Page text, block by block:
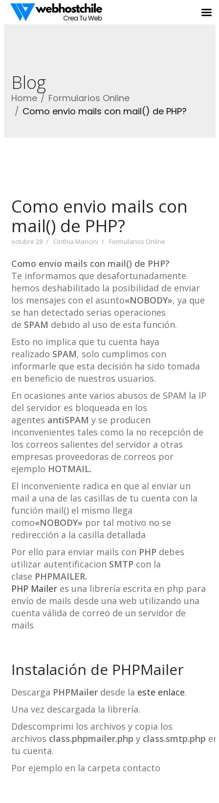
Blog
Home
Formularios Online
Como envio mails con mail() de PHP?
Como envio mails con
mail() de PHP?
octubre 28 Cinthia Mancini Formularios Online
Como envio mails con mail() de PHP?
Te informamos que desafortunadamente
hemos deshabilitado la posibilidad de enviar
los mensajes con el asunto«NOBODY», ya que
se han detectado serias operaciones
de SPAM debido al uso de esta función.
Esto no implica que tu cuenta haya
realizado SPAM, solo cumplimos con
informarle que esta decisión ha sido tomada
en beneficio de nuestros usuarios.
En ocasiones ante varios abusos de SPAM la IP
del servidor es bloqueada en los
agentes antiSPAM y se producen
inconvenientes tales como la no recepción de
los correos salientes del servidor a otras
empresas proveedoras de correos por
ejemplo HOTMAIL.
El inconveniente radica en que al enviar un
mail a una de las casillas de tu cuenta con la
función mail() el mismo llega
como«NOBODY» por tal motivo no se
redirección a la casilla detallada
Por ello para enviar mails con PHP debes
utilizar autentificacion SMTP con la
clase PHPMAILER.
PHP Maileres una librería escrita en php para
envío de mails desde una web utilizando una
cuenta válida de correo de un servidor de
mails
Instalación de PHPMailer
Descarga PHPMailerdesde la este enlace.
Una vez descargada la librería.
Ddescomprimi los archivos y copia los
archivos class.phpmailer.php y class.smtp.php en
tu cuenta.
Por ejemplo en la carpeta contacto